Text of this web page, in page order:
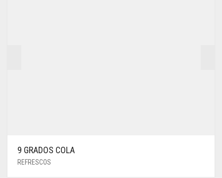
9 GRADOS COLA
REFRESCOS